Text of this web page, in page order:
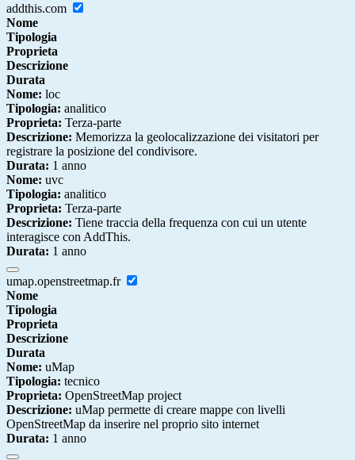
addthis.com
Nome
Tipologia
Proprieta
Descrizione
Durata
Nome: loc
Tipologia: analitico
Proprieta: Terza-parte
Descrizione: Memorizza la geolocalizzazione dei visitatori per
registrare la posizione del condivisore.
Durata: 1 anno
Nome: uvc
Tipologia: analitico
Proprieta: Terza-parte
Descrizione: Tiene traccia della frequenza con cui un utente
interagisce con AddThis.
Durata: 1 anno
umap.openstreetmap.fr
Nome
Tipologia
Proprieta
Descrizione
Durata
Nome: uMap
Tipologia: tecnico
Proprieta: OpenStreetMap project
Descrizione: uMap permette di creare mappe con livelli
OpenStreetMap da inserire nel proprio sito internet
Durata: 1 anno